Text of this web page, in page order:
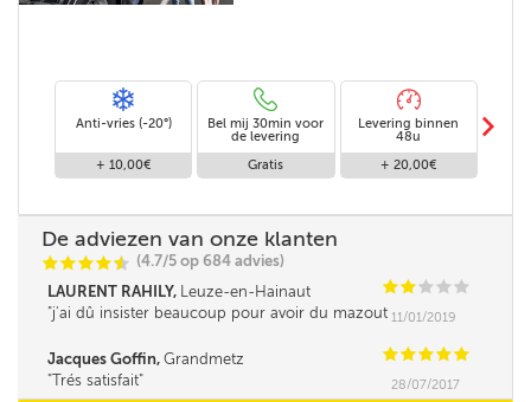
Anti-vries (-20°)
+ 10,00€
Bel mij 30min voor
de levering
Gratis
Levering binnen
48u
+ 20,00€
m
De adviezen van onze klanten
CCCCi
@ (4.7/5 op 684 advies)
LAURENT RAHILY, Leuze-en-Hainaut CC C C C
j'ai dû insister beaucoup pour avoir du mazout 11/01/2019
Jacques Goffin, Grandmetz CCCCC
Trés satisfait
28/07/2017